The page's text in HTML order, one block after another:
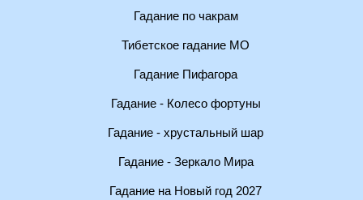
Гадание по чакрам
Тибетское гадание МО
Гадание Пифагора
Гадание - Колесо фортуны
Гадание - хрустальный шар
Гадание - Зеркало Мира
Гадание на Новый год 2027